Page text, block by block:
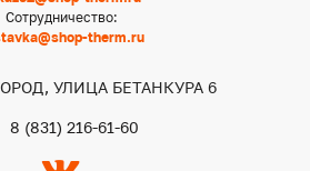
Сотрудничество:
therm.ru
УЛИЦА БЕТАНКУРА 6
8 (831) 216-61-60